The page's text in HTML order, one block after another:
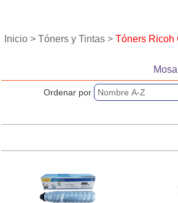
Decoración
Equipo para tu
Archivo y
Escritura
Cómputo y
Inicio > Tóners y Tintas > Tóners Ricoh
Ordenar por